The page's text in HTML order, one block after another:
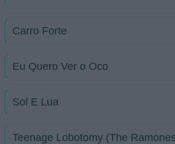
Carro Forte
Eu Quero Ver o Oco
Sol E Lua
Teenage Lobotomy (The